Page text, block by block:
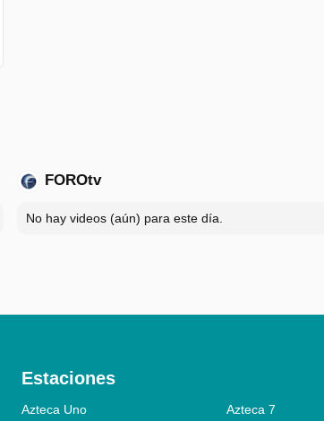
FOROtv
No hay videos (aún) para este día.
Estaciones
Azteca Uno Azteca 7